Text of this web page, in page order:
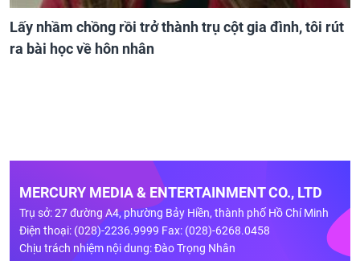
Lấy nhầm chồng rồi trở thành trụ cột gia đình, tôi rút
ra bài học về hôn nhân
MERCURY MEDIA & ENTERTAINMENT CO., LTD
Trụ sở: 27 đường A4, phường Bảy Hiền, thành phố Hồ Chí Minh
Điện thoại: (028)-2236.9999 Fax: (028)-6268.0458
Chịu trách nhiệm nội dung: Đào Trọng Nhân